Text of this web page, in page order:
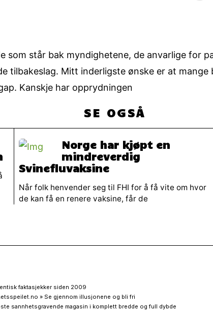
står bak myndighetene, de anvarlige for
tilbakeslag. Mitt inderligste ønske er at
Kanskje har opprydningen
SE OGSÅ
Norge har kjøpt en
mindreverdig
Svinefluvaksine
Når folk henvender seg til FHI for å få vite om hvor
de kan få en renere vaksine, får de
faktasjekker siden 2009
» Se gjennom illusjonene og bli fri
sannhetsgravende magasin i komplett bredde og full dybde